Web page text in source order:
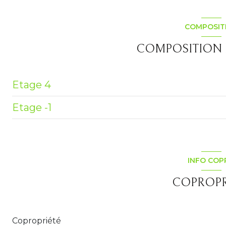
COMPOSITION
Etage 4
entrée
Etage -1
INFO
Copropriété